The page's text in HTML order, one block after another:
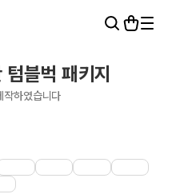
블벅 패키지
작하였습니다